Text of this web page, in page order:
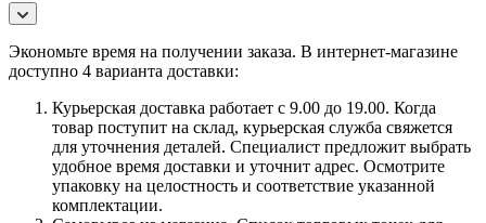
Экономьте время на получении заказа. В интернет-магазине
доступно 4 варианта доставки:
Курьерская доставка работает с 9.00 до 19.00. Когда
товар поступит на склад, курьерская служба свяжется
для уточнения деталей. Специалист предложит выбрать
удобное время доставки и уточнит адрес. Осмотрите
упаковку на целостность и соответствие указанной
комплектации.